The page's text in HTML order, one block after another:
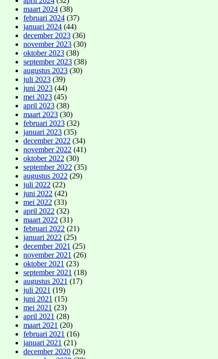
maart 2024 (38)
februari 2024 (37)
januari 2024 (44)
december 2023 (36)
november 2023 (30)
oktober 2023 (38)
september 2023 (38)
augustus 2023 (30)
juli 2023 (39)
juni 2023 (44)
mei 2023 (45)
april 2023 (38)
maart 2023 (30)
februari 2023 (32)
januari 2023 (35)
december 2022 (34)
november 2022 (41)
oktober 2022 (30)
september 2022 (35)
augustus 2022 (29)
juli 2022 (22)
juni 2022 (42)
mei 2022 (33)
april 2022 (32)
maart 2022 (31)
februari 2022 (21)
januari 2022 (25)
december 2021 (25)
november 2021 (26)
oktober 2021 (23)
september 2021 (18)
augustus 2021 (17)
juli 2021 (19)
juni 2021 (15)
mei 2021 (23)
april 2021 (28)
maart 2021 (20)
februari 2021 (16)
januari 2021 (21)
december 2020 (29)